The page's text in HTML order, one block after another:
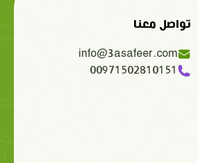
تواصل معنا
info@3asafeer.com
00971502810151